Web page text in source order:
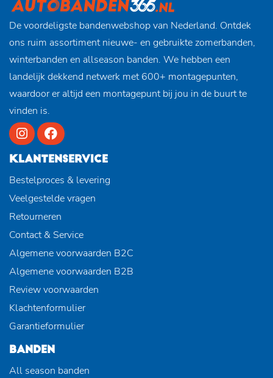
De voordeligste bandenwebshop van Nederland. Ontdek
ons ruim assortiment nieuwe- en gebruikte zomerbanden,
winterbanden en allseason banden. We hebben een
landelijk dekkend netwerk met 600+ montagepunten,
waardoor er altijd een montagepunt bij jou in de buurt te
vinden is.
KLANTENSERVICE
Bestelproces & levering
Veelgestelde vragen
Retourneren
Contact & Service
Algemene voorwaarden B2C
Algemene voorwaarden B2B
Review voorwaarden
Klachtenformulier
Garantieformulier
BANDEN
All season banden